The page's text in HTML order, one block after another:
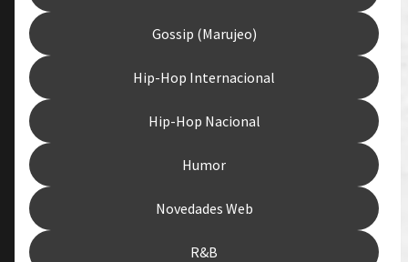
Gossip (Marujeo)
Hip-Hop Internacional
Hip-Hop Nacional
Humor
Novedades Web
R&B